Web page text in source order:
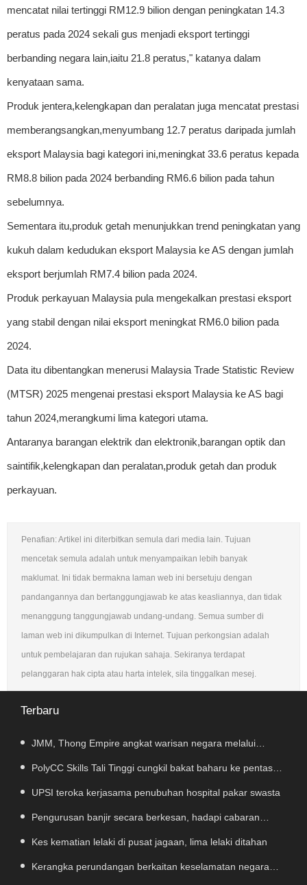
mencatat nilai tertinggi RM12.9 bilion dengan peningkatan 14.3
peratus pada 2024 sekali gus menjadi eksport tertinggi
berbanding negara lain,iaitu 21.8 peratus," katanya dalam
kenyataan sama.
Produk jentera,kelengkapan dan peralatan juga mencatat prestasi
memberangsangkan,menyumbang 12.7 peratus daripada jumlah
eksport Malaysia bagi kategori ini,meningkat 33.6 peratus kepada
RM8.8 bilion pada 2024 berbanding RM6.6 bilion pada tahun
sebelumnya.
Sementara itu,produk getah menunjukkan trend peningkatan yang
kukuh dalam kedudukan eksport Malaysia ke AS dengan jumlah
eksport berjumlah RM7.4 bilion pada 2024.
Produk perkayuan Malaysia pula mengekalkan prestasi eksport
yang stabil dengan nilai eksport meningkat RM6.0 bilion pada
2024.
Data itu dibentangkan menerusi Malaysia Trade Statistic Review
(MTSR) 2025 mengenai prestasi eksport Malaysia ke AS bagi
tahun 2024,merangkumi lima kategori utama.
Antaranya barangan elektrik dan elektronik,barangan optik dan
saintifik,kelengkapan dan peralatan,produk getah dan produk
perkayuan.
Penafian: Artikel ini diterbitkan semula dari media lain. Tujuan
mencetak semula adalah untuk menyampaikan lebih banyak
maklumat. Ini tidak bermakna laman web ini bersetuju dengan
pandangannya dan bertanggungjawab ke atas keasliannya, dan tidak
menanggung tanggungjawab undang-undang. Semua sumber di
laman web ini dikumpulkan di Internet. Tujuan perkongsian adalah
untuk pembelajaran dan rujukan sahaja. Sekiranya terdapat
pelanggaran hak cipta atau harta intelek, sila tinggalkan mesej.
Terbaru
JMM, Thong Empire angkat warisan negara melalui
kolaborasi strategik
PolyCC Skills Tali Tinggi cungkil bakat baharu ke pentas
antarabangsa
UPSI teroka kerjasama penubuhan hospital pakar swasta
Pengurusan banjir secara berkesan, hadapi cabaran
perubahan iklim.
Kes kematian lelaki di pusat jagaan, lima lelaki ditahan
Kerangka perundangan berkaitan keselamatan negara